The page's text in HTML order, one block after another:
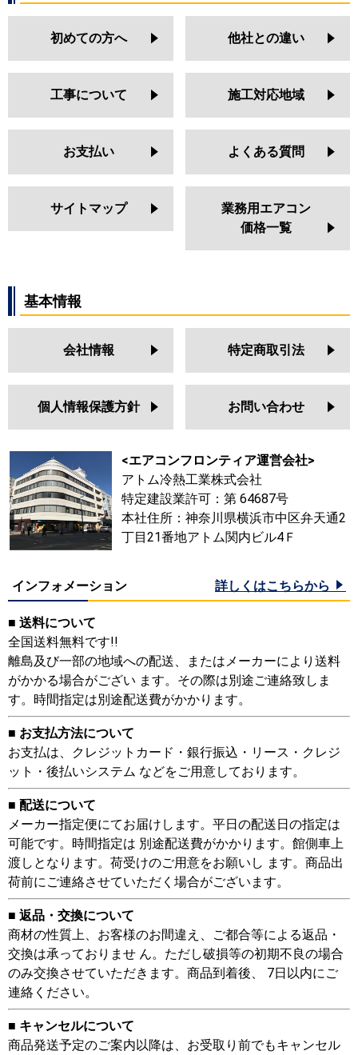
初めての方へ 他社との違い
工事について 施工対応地域
お支払い よくある質問
サイトマップ
業務用エアコン
価格一覧
基本情報
会社情報 特定商取引法
個人情報保護方針 お問い合わせ
<エアコンフロンティア運営会社>
アトム冷熱工業株式会社
特定建設業許可：第 64687号
本社住所：神奈川県横浜市中区弁天通2
丁目21番地アトム関内ビル4Ｆ
インフォメーション 詳しくはこちらから
■ 送料について
全国送料無料です!!
離島及び一部の地域への配送、またはメーカーにより送料
がかかる場合がござい ます。その際は別途ご連絡致しま
す。時間指定は別途配送費がかかります。
■ お支払方法について
お支払は、クレジットカード・銀行振込・リース・クレジ
ット・後払いシステム などをご用意しております。
■ 配送について
メーカー指定便にてお届けします。平日の配送日の指定は
可能です。時間指定は 別途配送費がかかります。館側車上
渡しとなります。荷受けのご用意をお願いし ます。商品出
荷前にご連絡させていただく場合がございます。
■ 返品・交換について
商材の性質上、お客様のお間違え、ご都合等による返品・
交換は承っておりませ ん。ただし破損等の初期不良の場合
のみ交換させていただきます。商品到着後、 7日以内にご
連絡ください。
■ キャンセルについて
商品発送予定のご案内以降は、お受取り前でもキャンセル